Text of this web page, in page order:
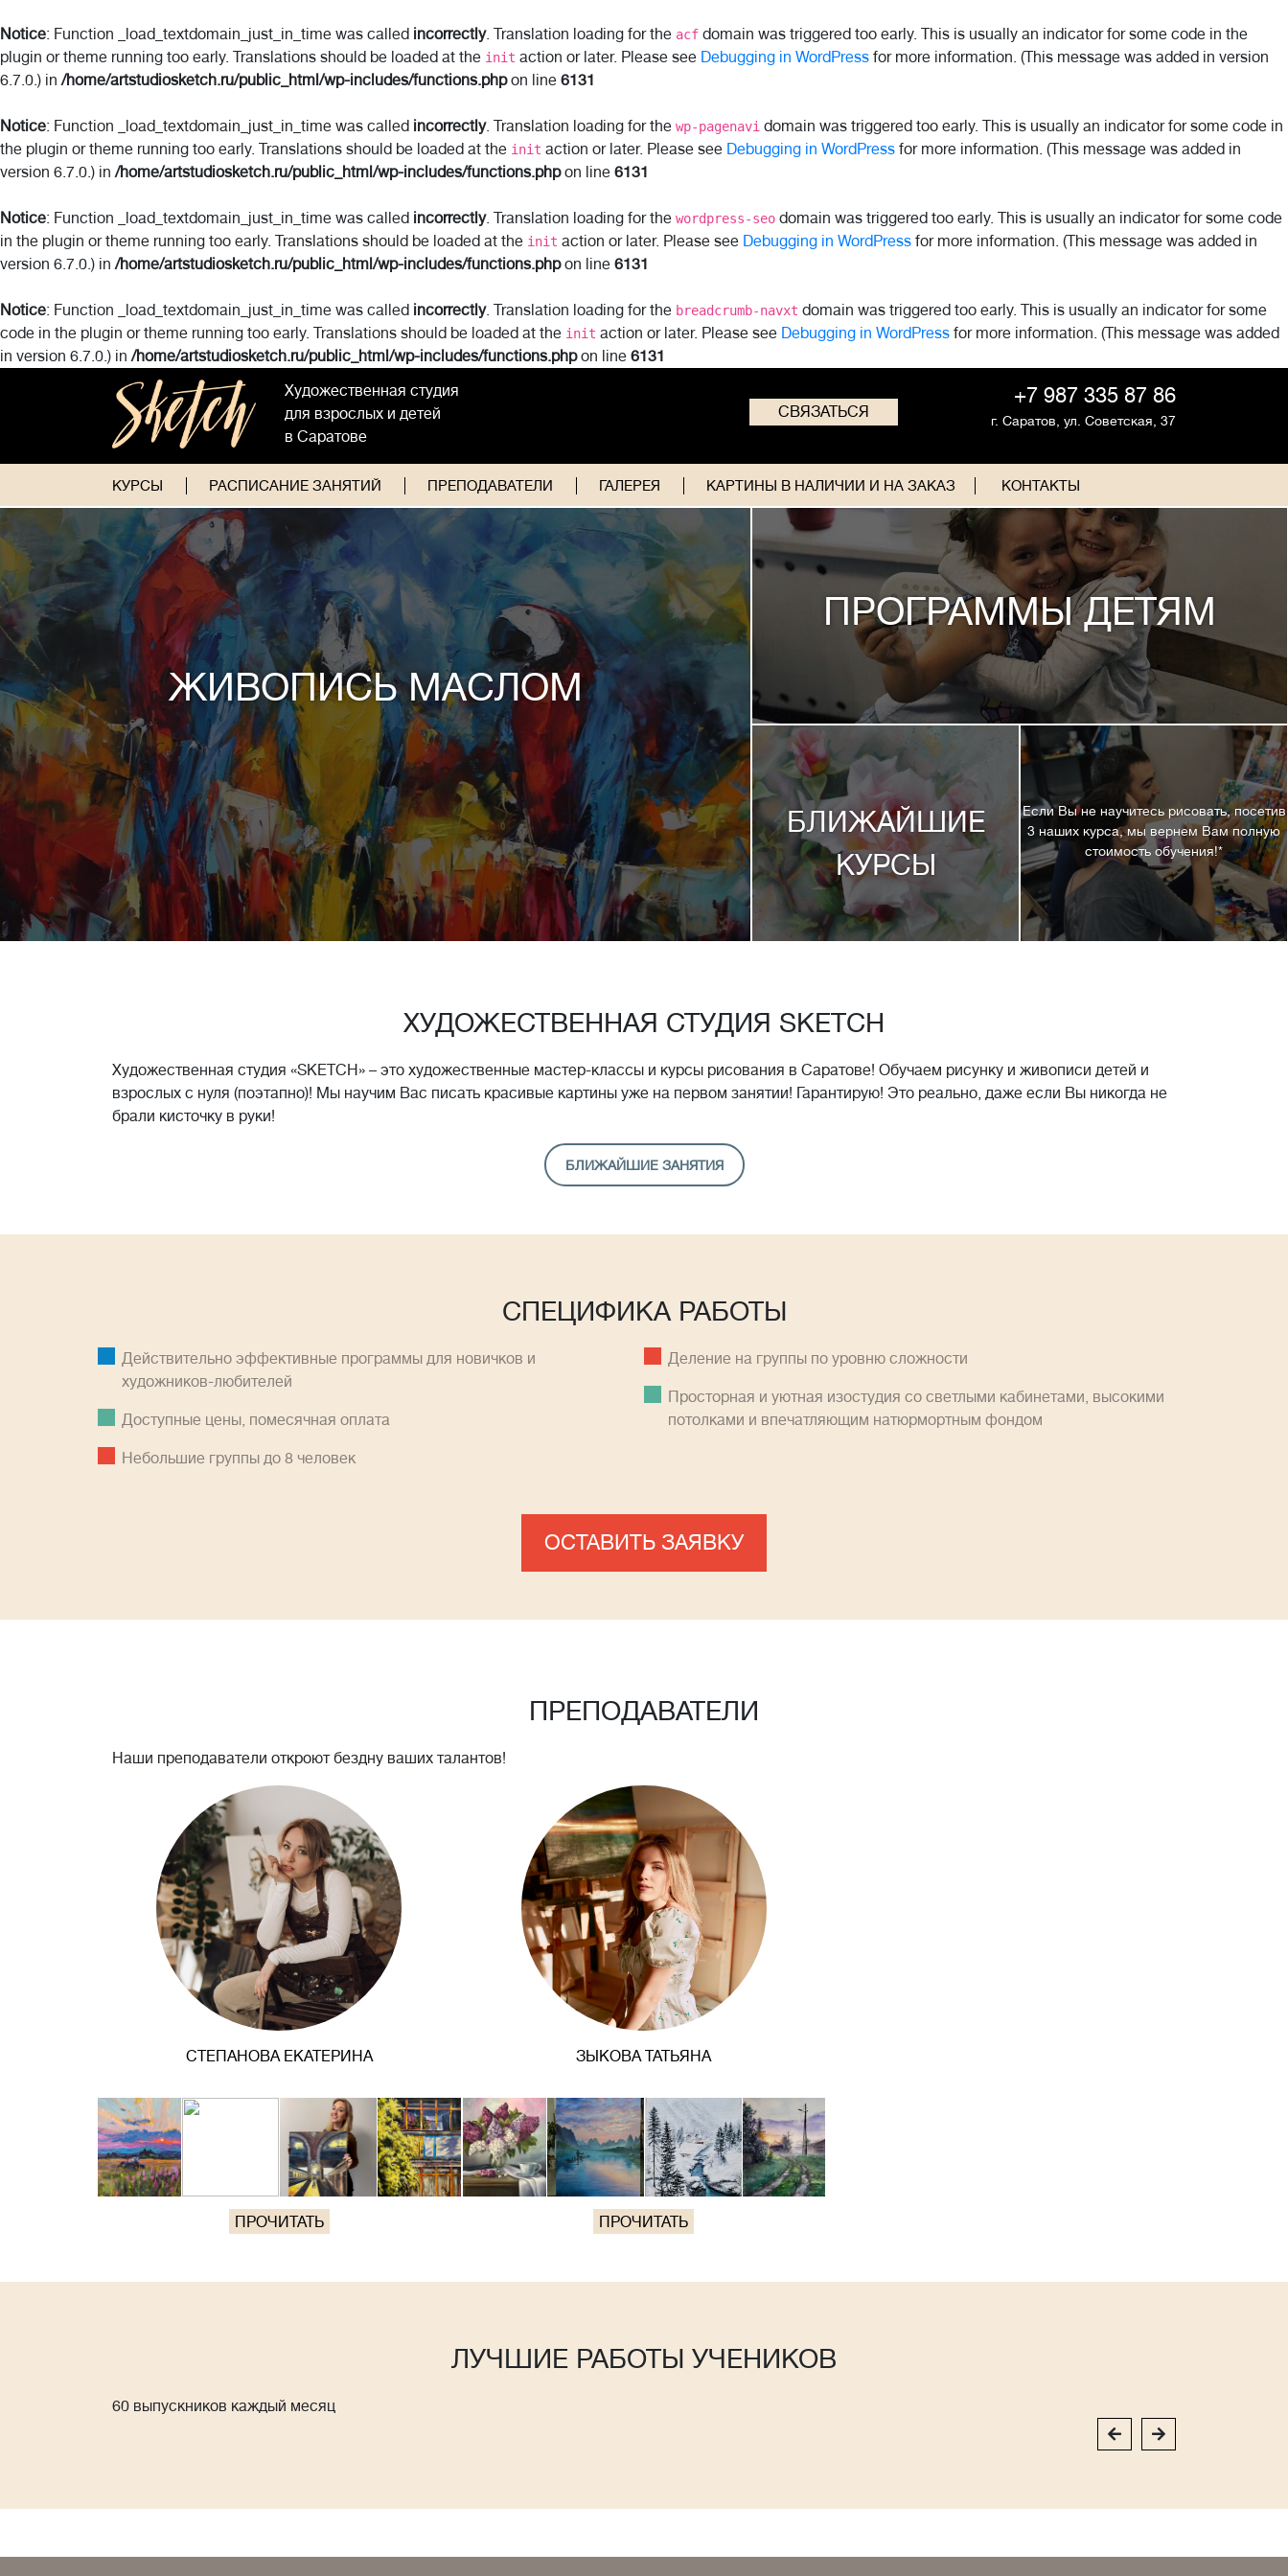
Notice: Function _load_textdomain_just_in_time was called incorrectly. Translation loading for the acf domain was triggered too early. This is usually an indicator for some code in the
plugin or theme running too early. Translations should be loaded at the init action or later. Please see Debugging in WordPress for more information. (This message was added in version
6.7.0.) in/home/artstudiosketch.ru/public_html/wp-includes/functions.phpon line 6131
Notice: Function _load_textdomain_just_in_time was called incorrectly. Translation loading for the wp-pagenavi domain was triggered too early. This is usually an indicator for some code in
the plugin or theme running too early. Translations should be loaded at the init action or later. Please see Debugging in WordPress for more information. (This message was added in
version 6.7.0.) in/home/artstudiosketch.ru/public_html/wp-includes/functions.phpon line 6131
Notice: Function _load_textdomain_just_in_time was called incorrectly. Translation loading for the wordpress-seo domain was triggered too early. This is usually an indicator for some code
in the plugin or theme running too early. Translations should be loaded at the init action or later. Please see Debugging in WordPress for more information. (This message was added in
version 6.7.0.) in/home/artstudiosketch.ru/public_html/wp-includes/functions.phpon line 6131
Notice: Function _load_textdomain_just_in_time was called incorrectly. Translation loading for the breadcrumb-navxt domain was triggered too early. This is usually an indicator for some
code in the plugin or theme running too early. Translations should be loaded at the init action or later. Please see Debugging in WordPress for more information. (This message was added
in version 6.7.0.) in/home/artstudiosketch.ru/public_html/wp-includes/functions.phpon line 6131
Художественная студия
для взрослых и детей
в Саратове
СВЯЗАТЬСЯ
+7 987 335 87 86
г. Саратов, ул. Советская, 37
КУРСЫ РАСПИСАНИЕ ЗАНЯТИЙ ПРЕПОДАВАТЕЛИ ГАЛЕРЕЯ КАРТИНЫ В НАЛИЧИИ И НА ЗАКАЗ КОНТАКТЫ
ЖИВОПИСЬ МАСЛОМ
ПРОГРАММЫ ДЕТЯМ
БЛИЖАЙШИЕ
КУРСЫ
Если Вы не научитесь рисовать, посетив
3 наших курса, мы вернем Вам полную
стоимость обучения!*
ХУДОЖЕСТВЕННАЯ СТУДИЯ SKETCH
Художественная студия «SKETCH» – это художественные мастер-классы и курсы рисования в Саратове! Обучаем рисунку и живописи детей и
взрослых с нуля (поэтапно)! Мы научим Вас писать красивые картины уже на первом занятии! Гарантирую! Это реально, даже если Вы никогда не
брали кисточку в руки!
БЛИЖАЙШИЕ ЗАНЯТИЯ
СПЕЦИФИКА РАБОТЫ
Действительно эффективные программы для новичков и
художников-любителей
Доступные цены, помесячная оплатa
Небольшие группы до 8 человек
Деление на группы по уровню сложности
Просторная и уютная изостудия со светлыми кабинетами, высокими
потолками и впечатляющим натюрмортным фондом
ОСТАВИТЬ ЗАЯВКУ
ПРЕПОДАВАТЕЛИ
Наши преподаватели откроют бездну ваших талантов!
СТЕПАНОВА ЕКАТЕРИНА
ПРОЧИТАТЬ
ЗЫКОВА ТАТЬЯНА
ПРОЧИТАТЬ
ЛУЧШИЕ РАБОТЫ УЧЕНИКОВ
60 выпускников каждый месяц